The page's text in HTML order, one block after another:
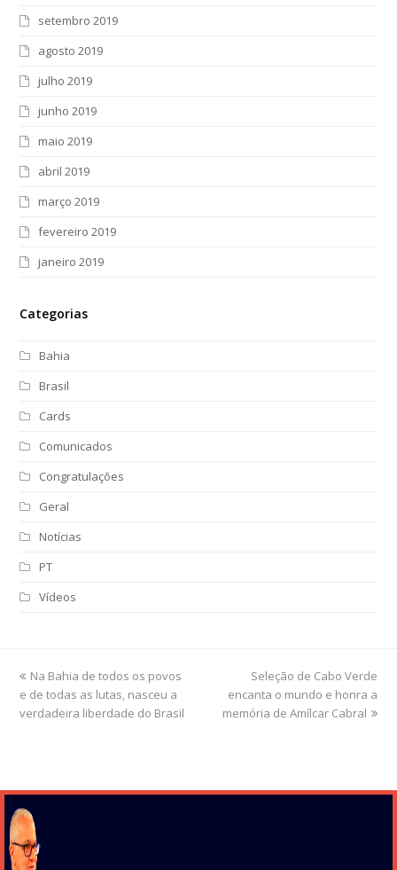
setembro 2019
agosto 2019
julho 2019
junho 2019
maio 2019
abril 2019
março 2019
fevereiro 2019
janeiro 2019
Categorias
Bahia
Brasil
Cards
Comunicados
Congratulações
Geral
Notícias
PT
Vídeos
previous
post:
Na Bahia de todos os povos
e de todas as lutas, nasceu a
verdadeira liberdade do Brasil
next
post:
Seleção de Cabo Verde
encanta o mundo e honra a
memória de Amílcar Cabral